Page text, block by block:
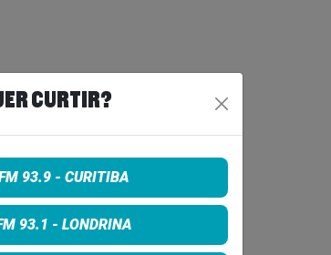
CURTIR?
93.9 - CURITIBA
93.1 - LONDRINA